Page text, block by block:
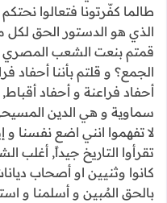
طالما كفّرتونا فتعالوا
الذي هو الدستور الحق
قمتم بنعت الشعب المصري
الجمع؟ و قلتم بأننا أحفاد
أحفاد فراعنة و أحفاد أقباط,
سماوية و هي الدين
لا تفهموا انني اضع نفسنا و
تقرأوا التاريخ جيداً, أغلب
كانوا وثنيين او أصحاب
بالحق المُبين و أسلمنا و